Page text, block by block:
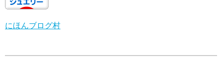
にほんブログ村